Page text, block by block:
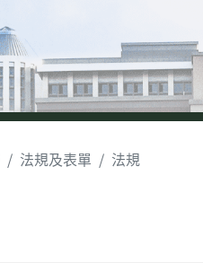
法規及表單 法規